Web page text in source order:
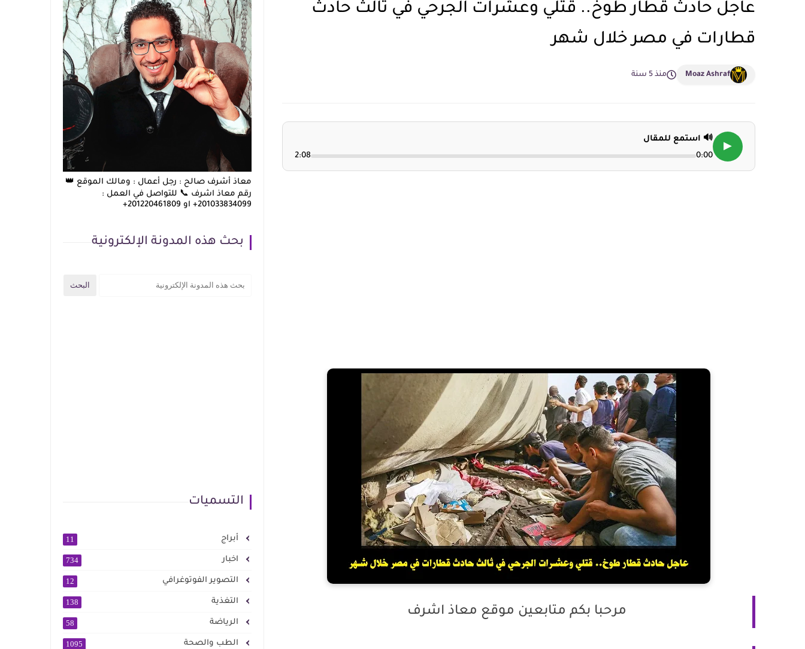
عاجل حادث قطار طوخ.. قتلي وعشرات الجرحي في ثالث حادث
قطارات في مصر خلال شهر
Moaz Ashraf منذ 5 سنة
▶
🔊 استمع للمقال
0:00
2:08
مرحبا بكم متابعين موقع معاذ اشرف
معاذ أشرف صالح : رجل أعمال : ومالك الموقع 👑
رقم معاذ اشرف 📞 للتواصل في العمل :
201033834099+ او 201220461809+
بحث هذه المدونة الإلكترونية
التسميات
أبراج 11
اخبار 734
التصوير الفوتوغرافي 12
التغذية 138
الرياضة 58
الطب والصحة 1095